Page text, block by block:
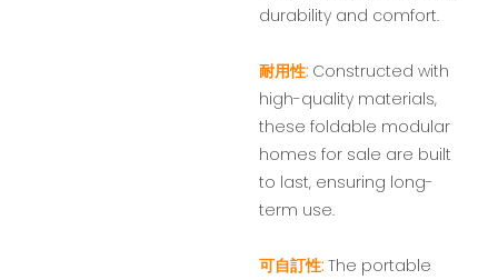
durability and comfort.
耐用性: Constructed with
high-quality materials,
these foldable modular
homes for sale are built
to last, ensuring long-
term use.
可自訂性: The portable